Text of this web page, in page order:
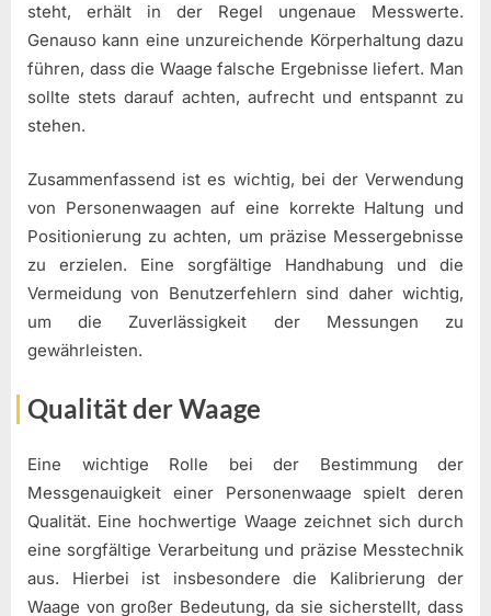
steht, erhält in der Regel ungenaue Messwerte.
Genauso kann eine unzureichende Körperhaltung dazu
führen, dass die Waage falsche Ergebnisse liefert. Man
sollte stets darauf achten, aufrecht und entspannt zu
stehen.
Zusammenfassend ist es wichtig, bei der Verwendung
von Personenwaagen auf eine korrekte Haltung und
Positionierung zu achten, um präzise Messergebnisse
zu erzielen. Eine sorgfältige Handhabung und die
Vermeidung von Benutzerfehlern sind daher wichtig,
um die Zuverlässigkeit der Messungen zu
gewährleisten.
Qualität der Waage
Eine wichtige Rolle bei der Bestimmung der
Messgenauigkeit einer Personenwaage spielt deren
Qualität. Eine hochwertige Waage zeichnet sich durch
eine sorgfältige Verarbeitung und präzise Messtechnik
aus. Hierbei ist insbesondere die Kalibrierung der
Waage von großer Bedeutung, da sie sicherstellt, dass